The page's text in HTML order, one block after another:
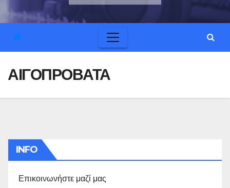
ΑΙΓΟΠΡΟΒΑΤΑ
INFO
Επικοινωνήστε μαζί μας